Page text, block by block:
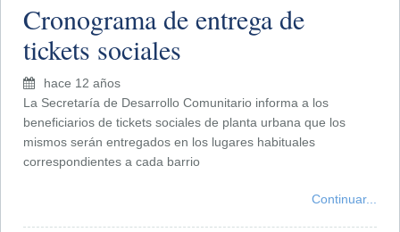
Cronograma de entrega de
tickets sociales
hace 12 años
La Secretaría de Desarrollo Comunitario informa a los
beneficiarios de tickets sociales de planta urbana que los
mismos serán entregados en los lugares habituales
correspondientes a cada barrio
Continuar...